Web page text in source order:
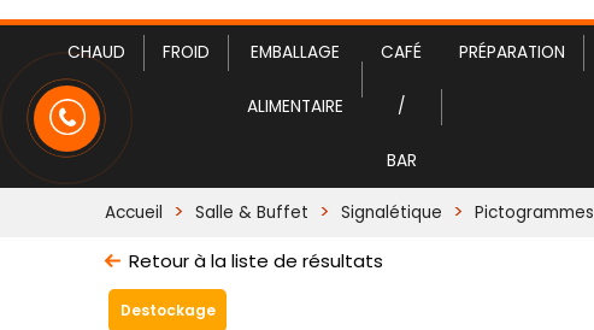
CHAUD FROID EMBALLAGE
ALIMENTAIRE
CAFÉ
/
BAR
PRÉPARATION
Accueil Salle & Buffet Signalétique Pictogrammes
Retour à la liste de résultats
Destockage